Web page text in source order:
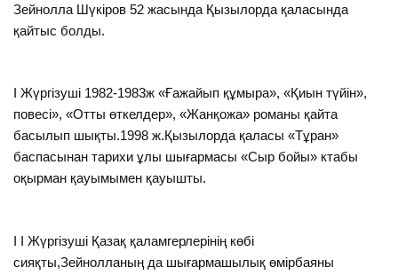
Зейнолла Шүкіров 52 жасында Қызылорда қаласында
қайтыс болды.
I Жүргізуші 1982-1983ж «Ғажайып құмыра», «Қиын түйін»,
повесі», «Отты өткелдер», «Жанқожа» романы қайта
басылып шықты.1998 ж.Қызылорда қаласы «Тұран»
баспасынан тарихи ұлы шығармасы «Сыр бойы» ктабы
оқырман қауымымен қауышты.
I I Жүргізуші Қазақ қаламгерлерінің көбі
сияқты,Зейнолланың да шығармашылық өмірбаяны